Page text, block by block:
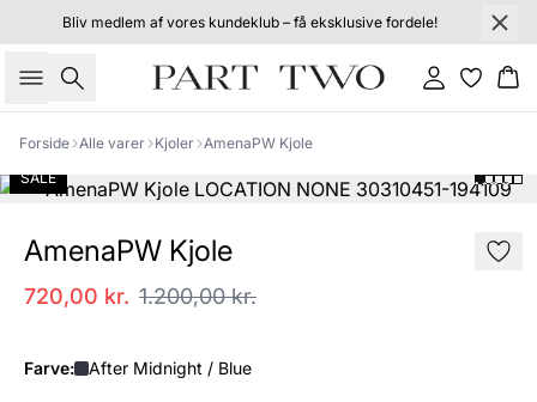
Bliv medlem af vores kundeklub – få eksklusive fordele!
Søg Log ind
Forside Alle varer Kjoler AmenaPW Kjole
SALE
AmenaPW Kjole
720,00 kr. 1.200,00 kr.
Farve: After Midnight / Blue